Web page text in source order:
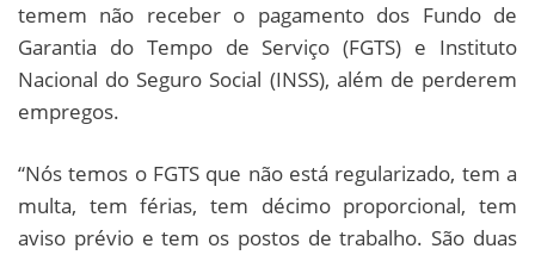
temem não receber o pagamento dos Fundo de
Garantia do Tempo de Serviço (FGTS) e Instituto
Nacional do Seguro Social (INSS), além de perderem
empregos.
“Nós temos o FGTS que não está regularizado, tem a
multa, tem férias, tem décimo proporcional, tem
aviso prévio e tem os postos de trabalho. São duas